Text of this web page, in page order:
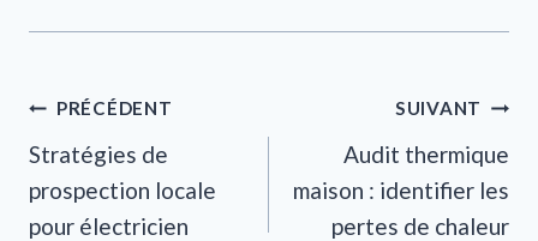
Navigation
de
l’article
PRÉCÉDENT
Stratégies de
prospection locale
pour électricien
SUIVANT
Audit thermique
maison : identifier les
pertes de chaleur